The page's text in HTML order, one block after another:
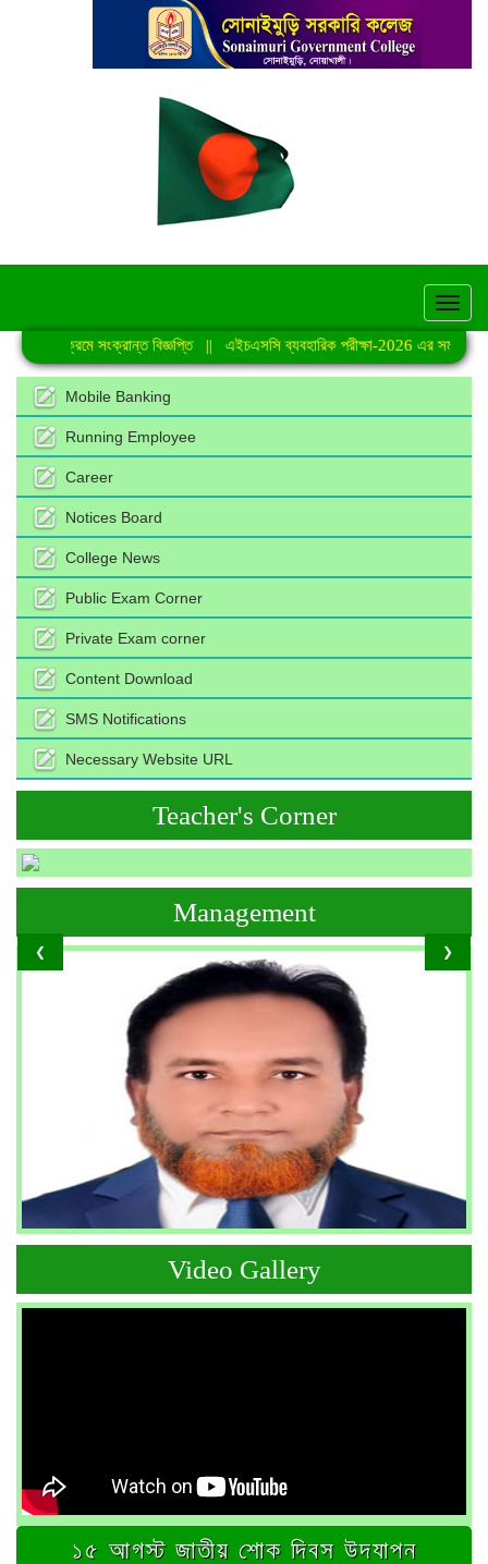
কার্যক্রমে সংক্রান্ত বিজ্ঞপ্তি||এইচএসসি ব্যবহারিক পরীক্ষা-2026 এর সময়সূচি
Mobile Banking
Running Employee
Career
Notices Board
College News
Public Exam Corner
Private Exam corner
Content Download
SMS Notifications
Necessary Website URL
Teacher's Corner
❮ ❯
Management
Video Gallery
১৫ আগস্ট জাতীয় শোক দিবস ‍উদযাপন